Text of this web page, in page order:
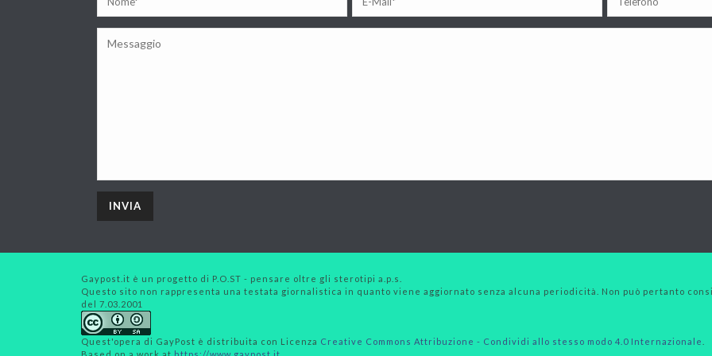
Gaypost.it è un progetto di P.O.ST - pensare oltre gli sterotipi a.p.s.
Questo sito non rappresenta una testata giornalistica in quanto viene aggiornato senza alcuna periodicità. Non può pertanto
del 7.03.2001
Quest'opera di GayPost è distribuita con Licenza Creative Commons Attribuzione - Condividi allo stesso modo 4.0 Internazionale